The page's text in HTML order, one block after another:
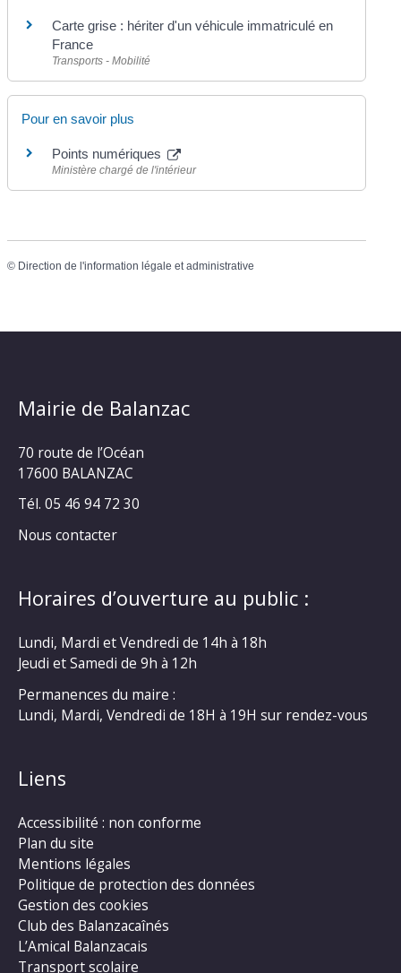
Carte grise : hériter d'un véhicule immatriculé en
France
Transports - Mobilité
Pour en savoir plus
Points numériques
Ministère chargé de l'intérieur
© Direction de l'information légale et administrative
Mairie de Balanzac
70 route de l’Océan
17600 BALANZAC
Tél. 05 46 94 72 30
Nous contacter
Horaires d’ouverture au public :
Lundi, Mardi et Vendredi de 14h à 18h
Jeudi et Samedi de 9h à 12h
Permanences du maire :
Lundi, Mardi, Vendredi de 18H à 19H sur rendez-vous
Liens
Accessibilité : non conforme
Plan du site
Mentions légales
Politique de protection des données
Gestion des cookies
Club des Balanzacaînés
L’Amical Balanzacais
Transport scolaire